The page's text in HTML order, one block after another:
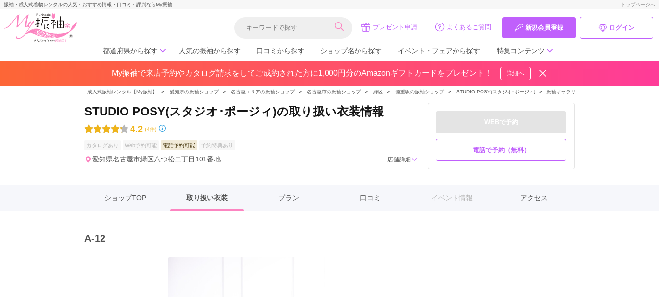
振袖・成人式着物レンタルの人気・おすすめ情報・口コミ・評判ならMy振袖 トップページへ
プレゼント申請 よくあるご質問 新規会員登録 ログイン
都道府県から探す
北海道／東北
北海道(141) 青森県(41)
岩手県(30)
福島県(60)
関東
東京都(383)
千葉県(183)
茨城県(93)
群馬県(57) 栃木県(54)
静岡県(148)
岐阜県(85)
三重県(76)
長野県(80)
人気の振袖から探す 口コミから探す ショップ名から探す イベント・フェアから探す 特集コンテンツ
ママ振特集
個性的振袖コーディネート特集
成人式レポート
振袖ブランド特集
口コミ優秀店舗
My振袖で来店予約やカタログ請求をしてご成約された方に1,000円分のAmazonギフトカードをプレゼント！ 詳細へ
成人式振袖レンタル【My振袖】 ＞ 愛知県の振袖ショップ ＞ 名古屋エリアの振袖ショップ ＞ 名古屋市の振袖ショップ ＞ 緑区 ＞ 徳重駅の振袖ショップ ＞ STUDIO POSY(スタジオ･ポージィ) ＞ 振袖ギャラリー
STUDIO POSY(スタジオ･ポージィ)の取り扱い衣装情報
4.2 (4件)
カタログあり Web予約可能 電話予約可能 予約特典あり
愛知県名古屋市緑区八つ松二丁目101番地 店舗詳細
WEBで予約
電話で予約（無料）
ショップTOP 取り扱い衣装 プラン 口コミ イベント情報 アクセス
A-12